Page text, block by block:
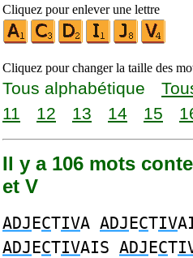
Cliquez pour enlever une lettre
Cliquez pour changer la taille des
Tous alphabétique
11
12 13 14 15
Il y a 106 mots
et V
ADJECTIVA ADJECTIV
ADJECTIVAIS ADJECT